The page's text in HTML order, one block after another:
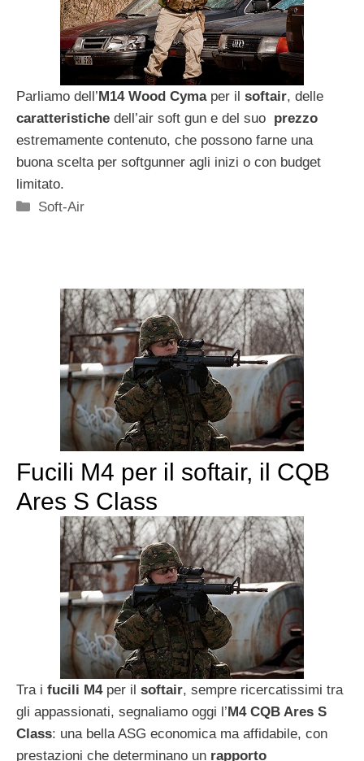
Parliamo dell’M14 Wood Cymaper il softair, delle
caratteristiche dell’air soft gun e del suo prezzo
estremamente contenuto, che possono farne una
buona scelta per softgunner agli inizi o con budget
limitato.
Categorie
Soft-Air
Fucili M4 per il softair, il CQB
Ares S Class
Tra i fucili M4per il softair, sempre ricercatissimi tra
gli appassionati, segnaliamo oggi l’M4 CQB Ares S
Class: una bella ASG economica ma affidabile, con
prestazioni che determinano un rapporto